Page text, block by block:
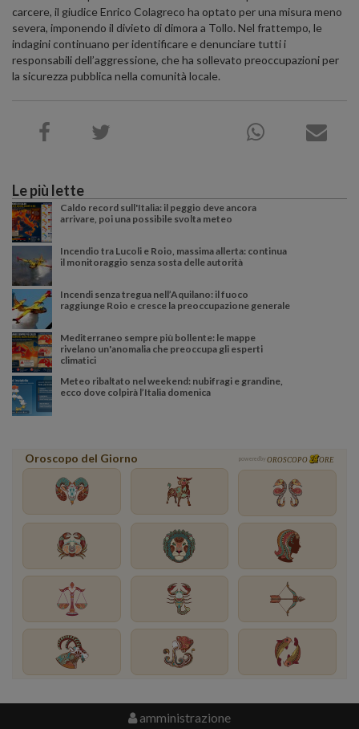
carcere, il giudice Enrico Colagreco ha optato per una misura meno
severa, imponendo il divieto di dimora a Tollo. Nel frattempo, le
indagini continuano per identificare e denunciare tutti i
responsabili dell’aggressione, che ha sollevato preoccupazioni per
la sicurezza pubblica nella comunità locale.
Le più lette
Caldo record sull'Italia: il peggio deve ancora
arrivare, poi una possibile svolta meteo
Incendio tra Lucoli e Roio, massima allerta: continua
il monitoraggio senza sosta delle autorità
Incendi senza tregua nell’Aquilano: il fuoco
raggiunge Roio e cresce la preoccupazione generale
Mediterraneo sempre più bollente: le mappe
rivelano un'anomalia che preoccupa gli esperti
climatici
Meteo ribaltato nel weekend: nubifragi e grandine,
ecco dove colpirà l’Italia domenica
Oroscopo del Giorno powered by OROSCOPO ORE
amministrazione